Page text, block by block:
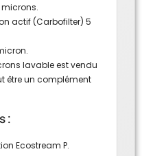
microns.
actif (Carbofilter) 5
lavable est vendu
être un complément
:
Ecostream P.